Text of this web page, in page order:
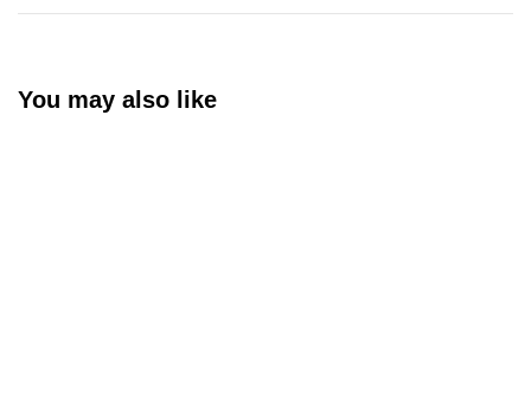
You may also like